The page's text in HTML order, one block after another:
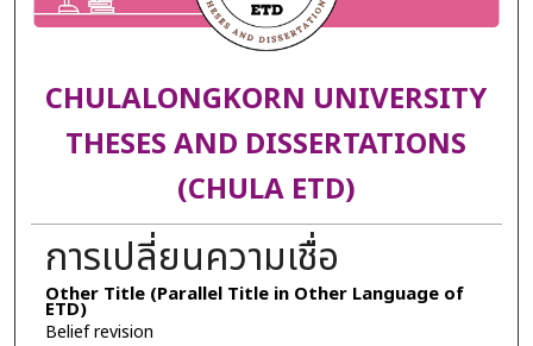
CHULALONGKORN UNIVERSITY
THESES AND DISSERTATIONS
(CHULA ETD)
การเปลี่ยนความเชื่อ
Other Title (Parallel Title in Other Language of
ETD)
Belief revision